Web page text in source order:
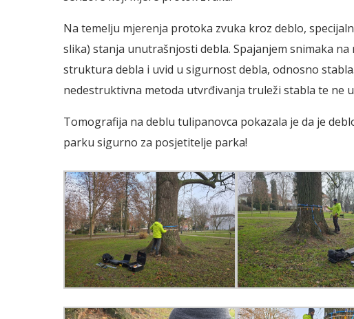
Na temelju mjerenja protoka zvuka kroz deblo,
slika) stanja unutrašnjosti debla. Spajanjem snimaka
struktura debla i uvid u sigurnost debla, odnosno
nedestruktivna metoda utvrđivanja truleži stabla te ne
Tomografija na deblu tulipanovca pokazala je da je
parku sigurno za posjetitelje parka!